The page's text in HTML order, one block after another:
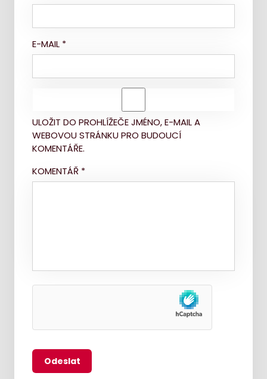
E-MAIL *
ULOŽIT DO PROHLÍŽEČE JMÉNO, E-MAIL A
WEBOVOU STRÁNKU PRO BUDOUCÍ
KOMENTÁŘE.
KOMENTÁŘ *